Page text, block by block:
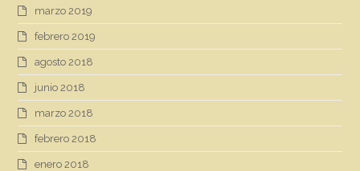
marzo 2019
febrero 2019
agosto 2018
junio 2018
marzo 2018
febrero 2018
enero 2018